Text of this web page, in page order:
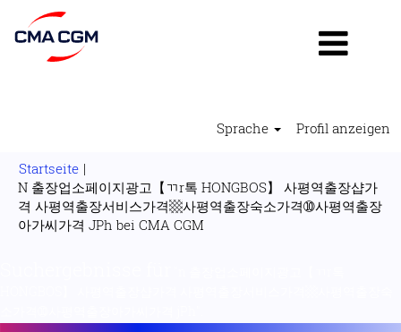
Sprache Profil anzeigen
Startseite |
N 출장업소페이지광고【ㄲr톡 HONGBOS】 사평역출장샵가
격 사평역출장서비스가격▩사평역출장숙소가격➉사평역출장
아가씨가격 JPh bei CMA CGM